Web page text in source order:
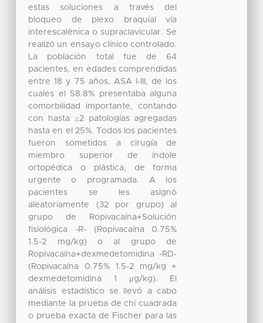
estas soluciones a través del
bloqueo de plexo braquial vía
interescalénica o supraclavicular. Se
realizó un ensayo clínico controlado.
La población total fue de 64
pacientes, en edades comprendidas
entre 18 y 75 años, ASA I-III, de los
cuales el 58.8% presentaba alguna
comorbilidad importante, contando
con hasta ≥2 patologías agregadas
hasta en el 25%. Todos los pacientes
fueron sometidos a cirugía de
miembro superior de índole
ortopédica o plástica, de forma
urgente o programada. A los
pacientes se les asignó
aleatoriamente (32 por grupo) al
grupo de Ropivacaína+Solución
fisiológica -R- (Ropivacaína 0.75%
1.5-2 mg/kg) o al grupo de
Ropivacaína+dexmedetomidina -RD-
(Ropivacaína 0.75% 1.5-2 mg/kg +
dexmedetomidina 1 μg/kg). El
análisis estadístico se llevó a cabo
mediante la prueba de chi cuadrada
o prueba exacta de Fischer para las